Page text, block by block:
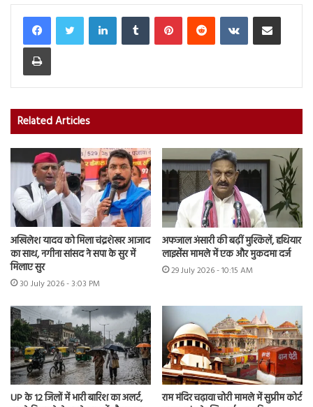
LinkedInTumblr PinterestReddit VKontakteShare via Email
Print
Related Articles
अखिलेश यादव को मिला चंद्रशेखर आजाद
का साथ, नगीना सांसद ने सपा के सुर में
मिलाए सुर
30 July 2026 - 3:03 PM
अफजाल अंसारी की बढ़ीं मुश्किलें, हथियार
लाइसेंस मामले में एक और मुकदमा दर्ज
29 July 2026 - 10:15 AM
UP के 12 जिलों में भारी बारिश का अलर्ट,
राम मंदिर चढ़ावा चोरी मामले में सुप्रीम कोर्ट